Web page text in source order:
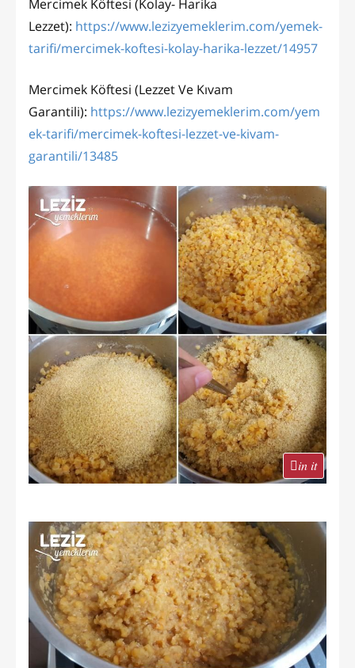
Mercimek Köftesi (Kolay- Harika
Lezzet): https://www.lezizyemeklerim.com/yemek-
tarifi/mercimek-koftesi-kolay-harika-lezzet/14957
Mercimek Köftesi (Lezzet Ve Kıvam
Garantili): https://www.lezizyemeklerim.com/yem
ek-tarifi/mercimek-koftesi-lezzet-ve-kivam-
garantili/13485
in it